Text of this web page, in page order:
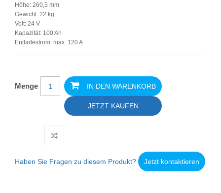
Höhe: 260,5 mm
Gewicht: 22 kg
Volt: 24 V
Kapazität: 100 Ah
Entladestrom: max. 120 A
Menge IN DEN WARENKORB
JETZT KAUFEN
Haben Sie Fragen zu diesem Produkt? Jetzt kontaktieren